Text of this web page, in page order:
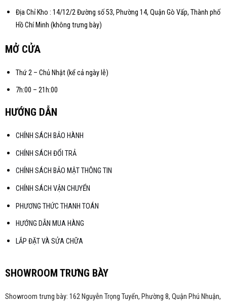
Địa Chỉ Kho : 14/12/2 Đường số 53, Phường 14, Quận Gò Vấp, Thành phố
Hồ Chí Minh (không trưng bày)
MỞ CỬA
Thứ 2 – Chủ Nhật (kể cả ngày lễ)
7h:00 – 21h:00
HƯỚNG DẪN
CHÍNH SÁCH BẢO HÀNH
CHÍNH SÁCH ĐỔI TRẢ
CHÍNH SÁCH BẢO MẬT THÔNG TIN
CHÍNH SÁCH VẬN CHUYỂN
PHƯƠNG THỨC THANH TOÁN
HƯỚNG DẪN MUA HÀNG
LẮP ĐẶT VÀ SỬA CHỮA
SHOWROOM TRƯNG BÀY
Showroom trưng bày: 162 Nguyễn Trọng Tuyển, Phường 8, Quận Phú Nhuận,